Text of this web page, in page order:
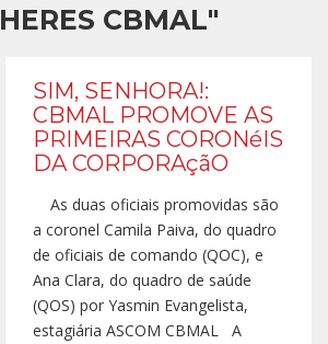
CBMAL"
SIM, SENHORA!:
CBMAL PROMOVE AS
PRIMEIRAS CORONéIS
DA CORPORAçãO
As duas oficiais promovidas são
a coronel Camila Paiva, do quadro
de oficiais de comando (QOC), e
Ana Clara, do quadro de saúde
(QOS) por Yasmin Evangelista,
estagiária ASCOM CBMAL A